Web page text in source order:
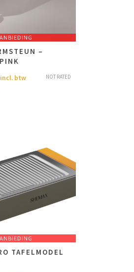
–
NOT RATED
incl. btw
TAFELMODEL